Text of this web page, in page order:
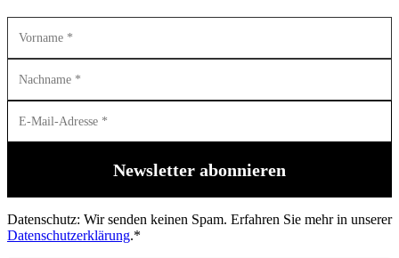
Datenschutz: Wir senden keinen Spam. Erfahren Sie mehr in unserer
Datenschutzerklärung.*